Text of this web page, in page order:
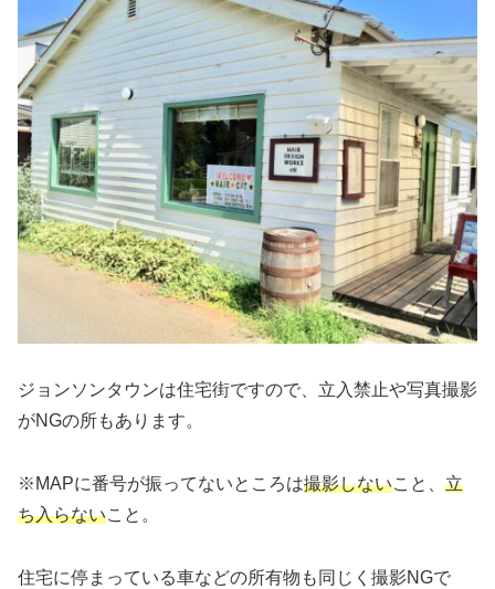
ジョンソンタウンは住宅街ですので、立入禁止や写真撮影
がNGの所もあります。
※MAPに番号が振ってないところは撮影しないこと、 立
ち入らないこと。
住宅に停まっている車などの所有物も同じく撮影NGで